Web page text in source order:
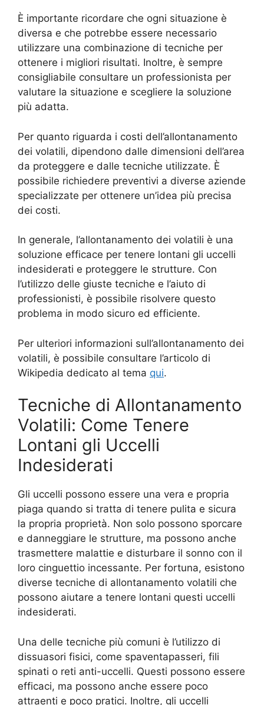
È importante ricordare che ogni situazione è
diversa e che potrebbe essere necessario
utilizzare una combinazione di tecniche per
ottenere i migliori risultati. Inoltre, è sempre
consigliabile consultare un professionista per
valutare la situazione e scegliere la soluzione
più adatta.
Per quanto riguarda i costi dell’allontanamento
dei volatili, dipendono dalle dimensioni dell’area
da proteggere e dalle tecniche utilizzate. È
possibile richiedere preventivi a diverse aziende
specializzate per ottenere un’idea più precisa
dei costi.
In generale, l’allontanamento dei volatili è una
soluzione efficace per tenere lontani gli uccelli
indesiderati e proteggere le strutture. Con
l’utilizzo delle giuste tecniche e l’aiuto di
professionisti, è possibile risolvere questo
problema in modo sicuro ed efficiente.
Per ulteriori informazioni sull’allontanamento dei
volatili, è possibile consultare l’articolo di
Wikipedia dedicato al tema qui.
Tecniche di Allontanamento
Volatili: Come Tenere
Lontani gli Uccelli
Indesiderati
Gli uccelli possono essere una vera e propria
piaga quando si tratta di tenere pulita e sicura
la propria proprietà. Non solo possono sporcare
e danneggiare le strutture, ma possono anche
trasmettere malattie e disturbare il sonno con il
loro cinguettio incessante. Per fortuna, esistono
diverse tecniche di allontanamento volatili che
possono aiutare a tenere lontani questi uccelli
indesiderati.
Una delle tecniche più comuni è l’utilizzo di
dissuasori fisici, come spaventapasseri, fili
spinati o reti anti-uccelli. Questi possono essere
efficaci, ma possono anche essere poco
attraenti e poco pratici. Inoltre, gli uccelli